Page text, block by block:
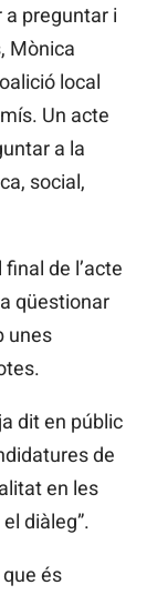
a preguntar i
Mònica
local
Un acte
a la
social,
de l’acte
qüestionar
unes
dit en públic
de
en les
diàleg”.
és